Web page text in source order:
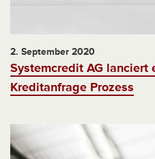
2. September 2020
Systemcredit AG lanciert
Kreditanfrage Prozess